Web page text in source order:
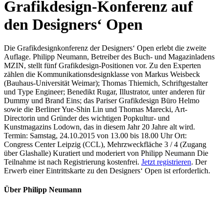
Grafikdesign-Konferenz auf
den Designers‘ Open
Die Grafikdesignkonferenz der Designers‘ Open erlebt die zweite
Auflage. Philipp Neumann, Betreiber des Buch- und Magazinladens
MZIN, stellt fünf Grafikdesign-Positionen vor. Zu den Experten
zählen die Kommunikationsdesignklasse von Markus Weisbeck
(Bauhaus-Universität Weimar); Thomas Thiemich, Schriftgestalter
und Type Engineer; Benedikt Rugar, Illustrator, unter anderen für
Dummy und Brand Eins; das Pariser Grafikdesign Büro Helmo
sowie die Berliner Yue-Shin Lin und Thomas Marecki, Art-
Directorin und Gründer des wichtigen Popkultur- und
Kunstmagazins Lodown, das in diesem Jahr 20 Jahre alt wird.
Termin: Samstag, 24.10.2015 von 13.00 bis 18.00 Uhr Ort:
Congress Center Leipzig (CCL), Mehrzweckfläche 3 / 4 (Zugang
über Glashalle) Kuratiert und moderiert von Philipp Neumann Die
Teilnahme ist nach Registrierung kostenfrei. Jetzt registrieren. Der
Erwerb einer Eintrittskarte zu den Designers‘ Open ist erforderlich.
Über Philipp Neumann